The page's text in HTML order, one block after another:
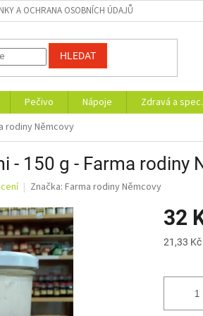
A OCHRANA OSOBNÍCH ÚDAJŮ
HLEDAT
Pečivo Nápoje Zdravá a
rodiny Němcovy
- 150 g - Farma rodiny
Značka: Farma rodiny Němcovy
32
Měrná
21,33